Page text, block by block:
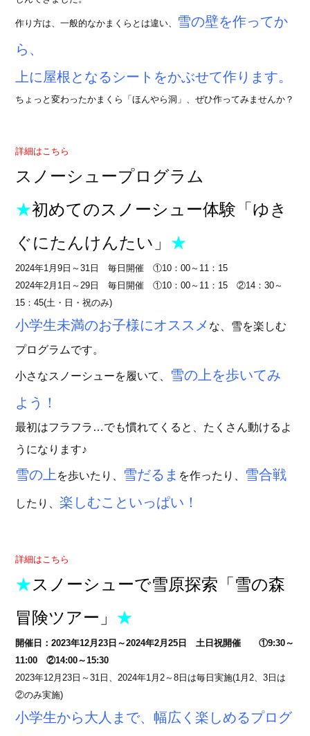
作り方は、一般的なかまくらとは違い、
雪の壁を作ってか
ら、
上に屋根となるシートをかぶせて作ります。
ちょっと変わったかまくら「ほんやら洞」、ぜひ作ってみませんか？
詳細はこちら
スノーシュープログラム
★初めての スノーシュー体験 「ゆき
ぐにたんけんたい」 ★
2024年1月9日～31日 毎日開催 ①10：00～11：15
2024年2月1日～29日 毎日開催 ①10：00～11：15 ②14：30～
15：45(土・日・祝のみ)
小学生未満のお子様にオススメ な、雪を楽しむ
プログラムです。
小さなスノーシューを履いて、 雪の上を歩いてみ
よう！
最初はフラフラ…でも慣れてくると、たくさん動けるよ
うになります♪
雪の上 を歩いたり、 雪だるま を作ったり、 雪合戦
したり、楽しむこといっぱい！
詳細はこちら
★スノーシューで雪原探索 「雪の森
冒険ツアー」 ★
開催日：2023年12月23日～2024年2月25日 土日祝開催 ①9:30～
11:00 ②14:00～15:30
2023年12月23日～31日、2024年1月2～8日は毎日実施(1月2、3日は
②のみ実施)
小学生から大人まで、幅広く楽しめるプログ